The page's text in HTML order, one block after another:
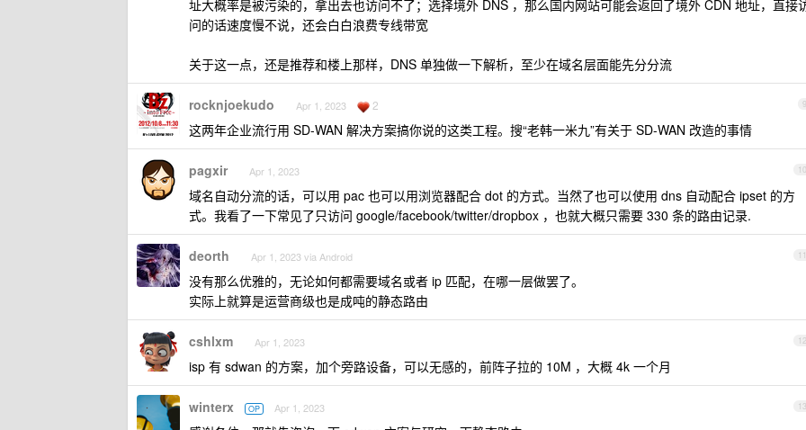
址大概率是被污染的，拿出去也访问不了；选择境外 DNS ，那么国内网站可能会返回了境外 CDN 地址，直接
问的话速度慢不说，还会白白浪费专线带宽
关于这一点，还是推荐和楼上那样，DNS 单独做一下解析，至少在域名层面能先分分流
9
rocknjoekudo Apr 1, 2023 2
这两年企业流行用 SD-WAN 解决方案搞你说的这类工程。搜“老韩一米九”有关于 SD-WAN 改造的事情
10
pagxir Apr 1, 2023
域名自动分流的话，可以用 pac 也可以用浏览器配合 dot 的方式。当然了也可以使用 dns 自动配合 ipset 的方
式。我看了一下常见了只访问 google/facebook/twitter/dropbox ，也就大概只需要 330 条的路由记录.
11
deorth Apr 1, 2023 via Android
没有那么优雅的，无论如何都需要域名或者 ip 匹配，在哪一层做罢了。
实际上就算是运营商级也是成吨的静态路由
12
cshlxm Apr 1, 2023
isp 有 sdwan 的方案，加个旁路设备，可以无感的，前阵子拉的 10M ，大概 4k 一个月
13
winterx OP Apr 1, 2023